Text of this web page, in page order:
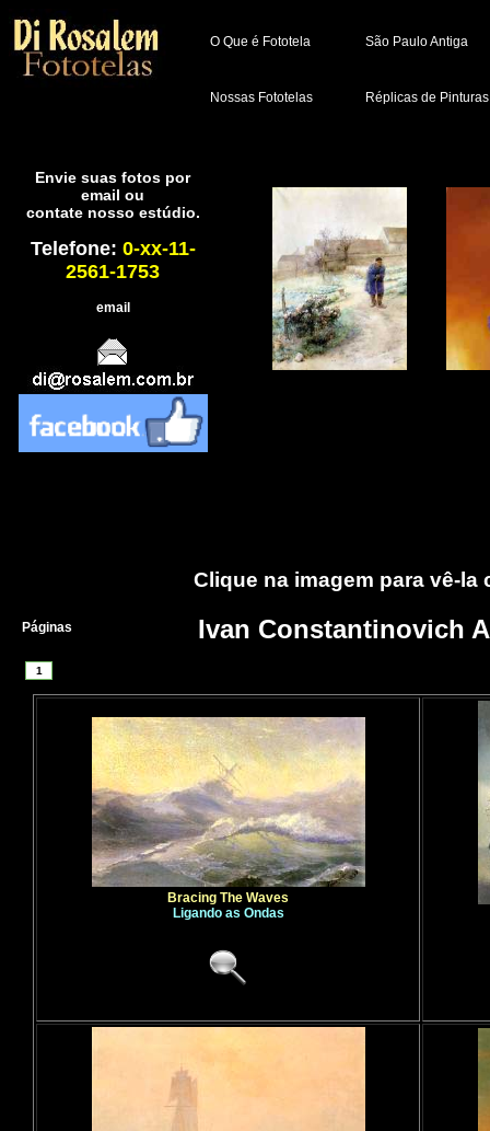
O Que é Fototela
Nossas Fototelas
São Paulo Antiga
Réplicas de Pinturas
Envie suas fotos por
email ou
contate nosso estúdio.
Telefone: 0-xx-11-
2561-1753
email
Páginas
1
Bracing The Waves
Ligando as Ondas
Clique na imagem para vê-la
Ivan Constantinovich